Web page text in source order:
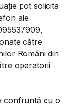
pot solicita
ale
către
Români din
operatorii
confruntă cu o